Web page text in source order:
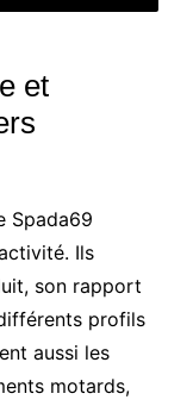
et
Spada69
Ils
son rapport
profils
aussi les
motards,